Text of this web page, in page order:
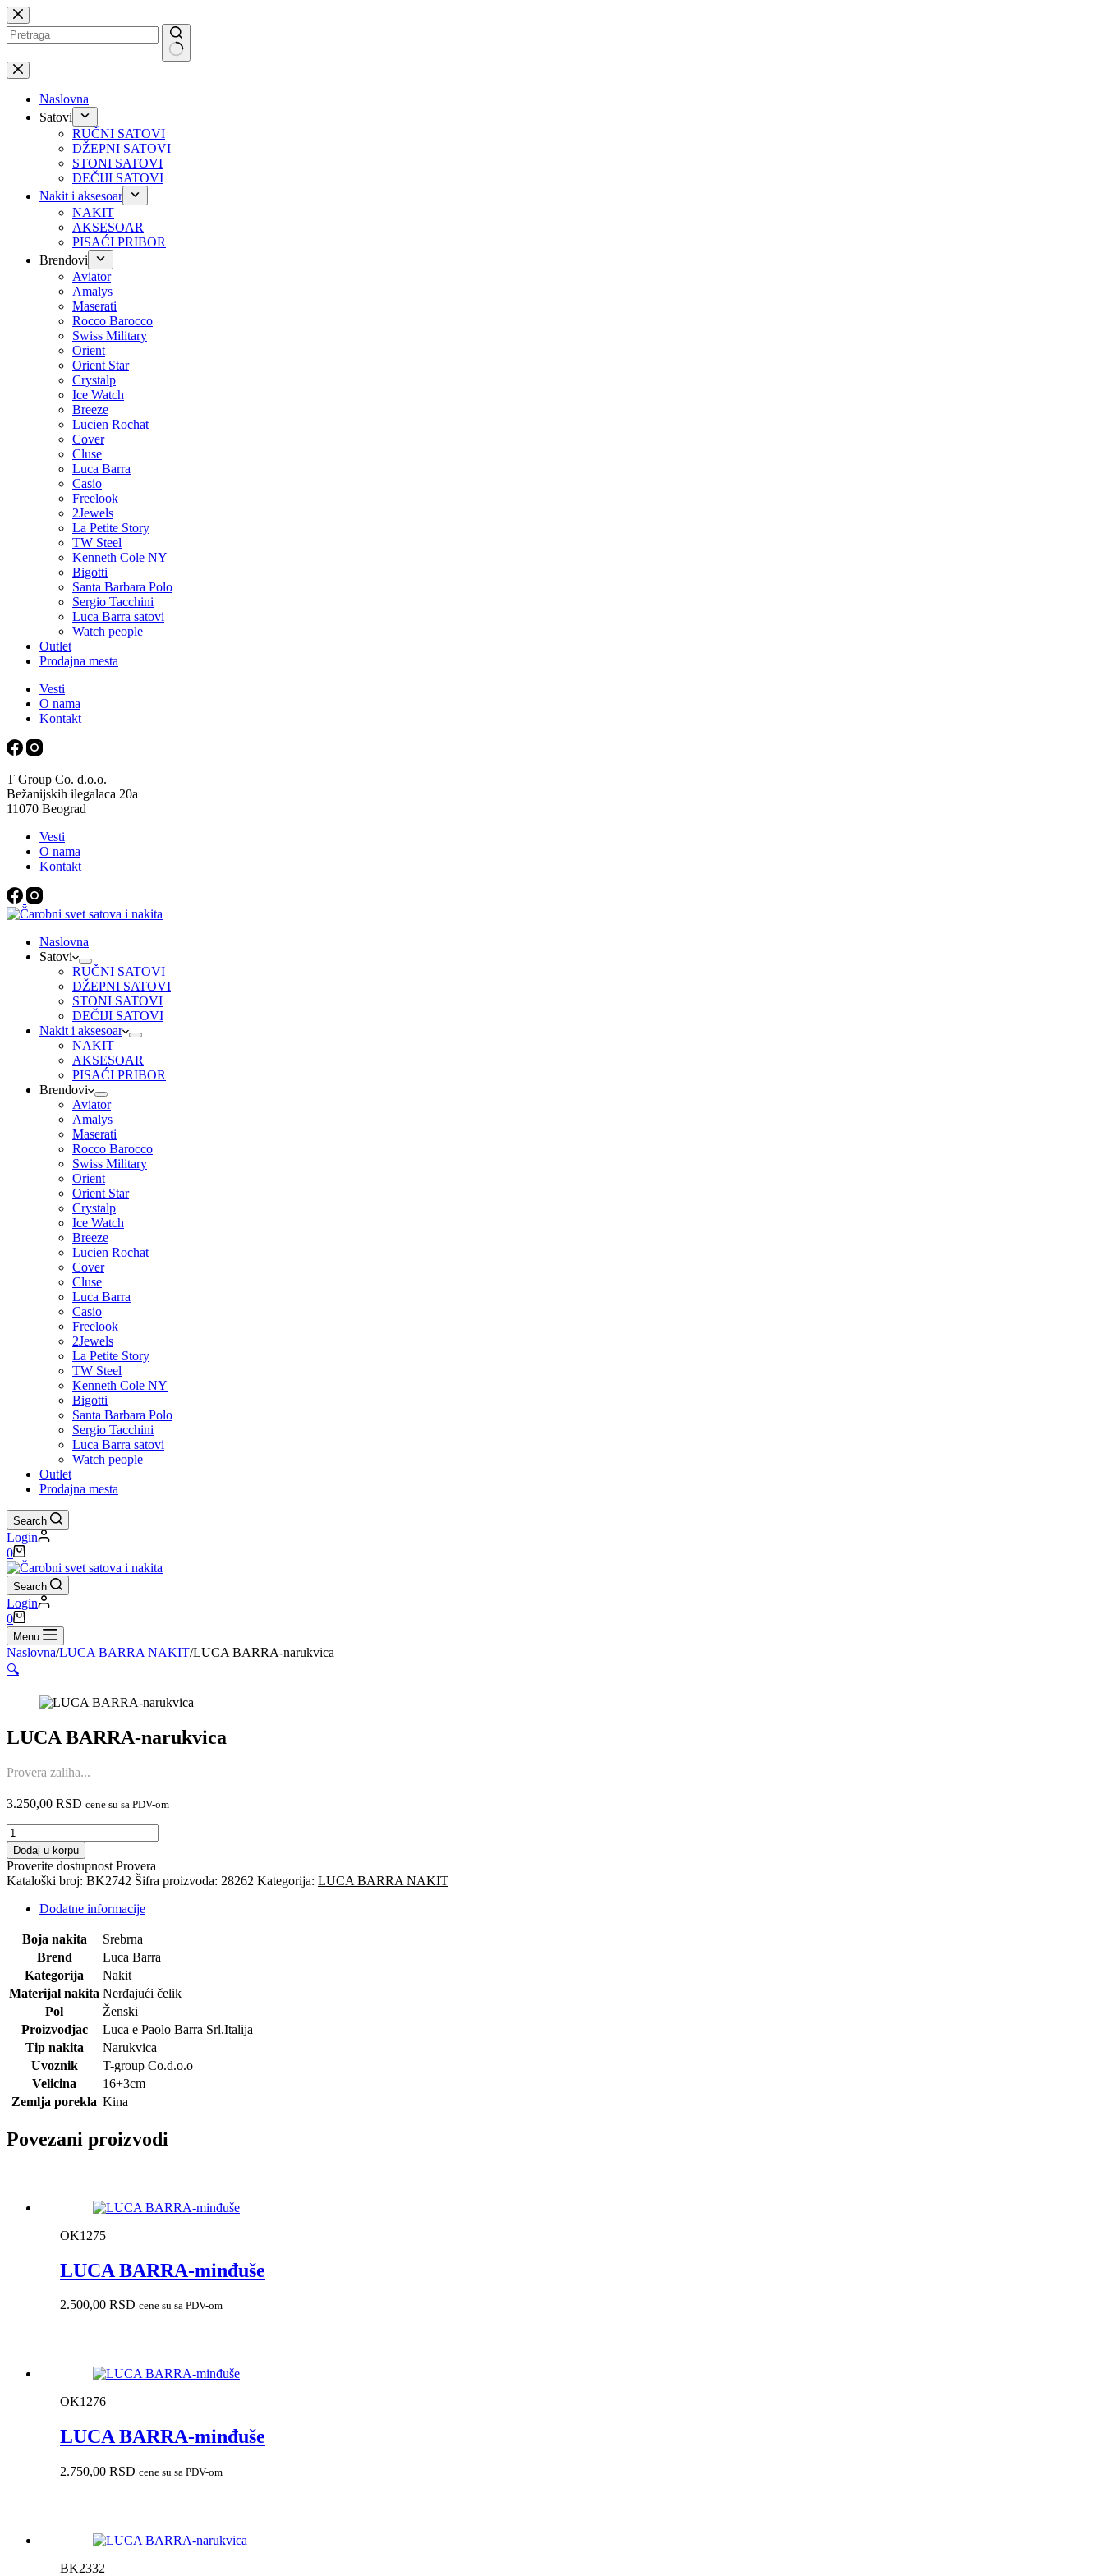
Preskoči
na
No
results
Naslovna
Satovi
RUČNI SATOVI
DŽEPNI SATOVI
STONI SATOVI
DEČIJI SATOVI
Nakit i aksesoar
NAKIT
AKSESOAR
PISAĆI PRIBOR
Brendovi
Aviator
Amalys
Maserati
Rocco Barocco
Swiss Military
Orient
Orient Star
Crystalp
Ice Watch
Breeze
Lucien Rochat
Cover
Cluse
Luca Barra
Casio
Freelook
2Jewels
La Petite Story
TW Steel
Kenneth Cole NY
Bigotti
Santa Barbara Polo
Sergio Tacchini
Luca Barra satovi
Watch people
Outlet
Prodajna mesta
Vesti
O nama
Kontakt
T Group Co. d.o.o.
Bežanijskih ilegalaca 20a
11070 Beograd
Vesti
O nama
Kontakt
Naslovna
Satovi
RUČNI SATOVI
DŽEPNI SATOVI
STONI SATOVI
DEČIJI SATOVI
Nakit i aksesoar
NAKIT
AKSESOAR
PISAĆI PRIBOR
Brendovi
Aviator
Amalys
Maserati
Rocco Barocco
Swiss Military
Orient
Orient Star
Crystalp
Ice Watch
Breeze
Lucien Rochat
Cover
Cluse
Luca Barra
Casio
Freelook
2Jewels
La Petite Story
TW Steel
Kenneth Cole NY
Bigotti
Santa Barbara Polo
Sergio Tacchini
Luca Barra satovi
Watch people
Outlet
Prodajna mesta
Search
Login
Shopping
cart
0
Search
Login
Shopping
cart
0
Menu
Naslovna/LUCA BARRA NAKIT/LUCA BARRA-narukvica
🔍
LUCA BARRA-narukvica
Provera zaliha...
3.250,00 RSD cene su sa PDV-om
LUCA
BARRA-
narukvica
količina
Dodaj u korpu
Proverite dostupnost Provera
Kataloški broj: BK2742 Šifra proizvoda: 28262 Kategorija: LUCA BARRA NAKIT
Dodatne informacije
Boja nakita
Srebrna
Brend
Luca Barra
Kategorija
Nakit
Materijal nakita Nerđajući čelik
Pol
Ženski
Proizvodjac
Luca e Paolo Barra Srl.Italija
Tip nakita
Narukvica
Uvoznik
T-group Co.d.o.o
Velicina
16+3cm
Zemlja porekla Kina
Povezani proizvodi
OK1275
LUCA BARRA-minđuše
2.500,00 RSD cene su sa PDV-om
OK1276
LUCA BARRA-minđuše
2.750,00 RSD cene su sa PDV-om
BK2332